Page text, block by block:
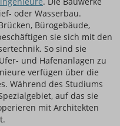
oder Wasserbau.
Bürogebäude,
sie sich mit den
So sind sie
und Hafenanlagen zu
verfügen über die
Während des Studiums
auf das sie
mit Architekten